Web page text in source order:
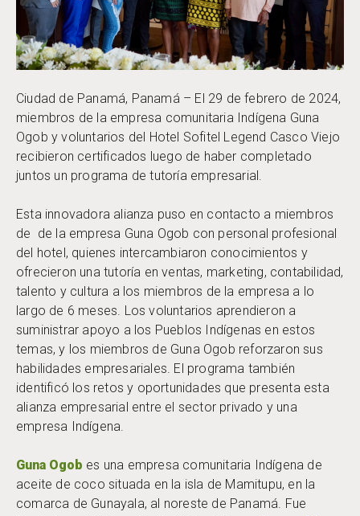
Ciudad de Panamá, Panamá – El 29 de febrero de 2024,
miembros de la empresa comunitaria Indígena Guna
Ogob y voluntarios del Hotel Sofitel Legend Casco Viejo
recibieron certificados luego de haber completado
juntos un programa de tutoría empresarial.
Esta innovadora alianza puso en contacto a miembros
de de la empresa Guna Ogob con personal profesional
del hotel, quienes intercambiaron conocimientos y
ofrecieron una tutoría en ventas, marketing, contabilidad,
talento y cultura a los miembros de la empresa a lo
largo de 6 meses. Los voluntarios aprendieron a
suministrar apoyo a los Pueblos Indígenas en estos
temas, y los miembros de Guna Ogob reforzaron sus
habilidades empresariales. El programa también
identificó los retos y oportunidades que presenta esta
alianza empresarial entre el sector privado y una
empresa Indígena.
Guna Ogob es una empresa comunitaria Indígena de
aceite de coco situada en la isla de Mamitupu, en la
comarca de Gunayala, al noreste de Panamá. Fue